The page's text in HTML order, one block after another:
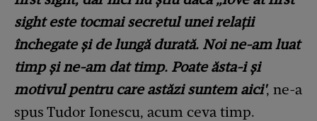
sight este tocmai secretul unei relații
închegate și de lungă durată. Noi ne-am luat
timp și ne-am dat timp. Poate ăsta-i și
motivul pentru care astăzi suntem aici', ne-a
spus Tudor Ionescu, acum ceva timp.